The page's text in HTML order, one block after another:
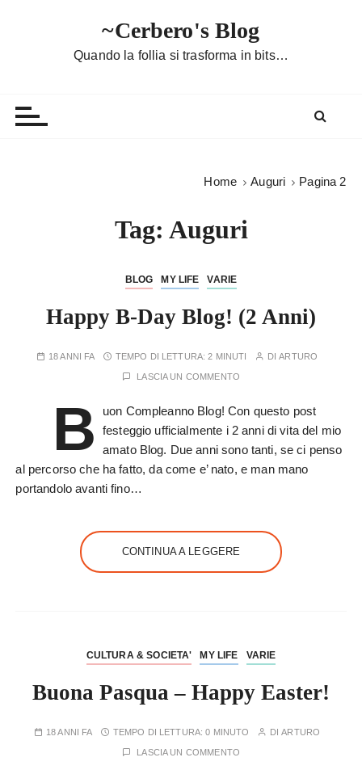
~Cerbero's Blog
Quando la follia si trasforma in bits…
Home Auguri Pagina 2
Tag: Auguri
BLOG MY LIFE VARIE
Happy B-Day Blog! (2 Anni)
18 ANNI FA TEMPO DI LETTURA:2 MINUTI DIARTURO
LASCIA UN COMMENTO
B
uon Compleanno Blog! Con questo post
festeggio ufficialmente i 2 anni di vita del mio
amato Blog. Due anni sono tanti, se ci penso
al percorso che ha fatto, da come e’ nato, e man mano
portandolo avanti fino…
CONTINUA A LEGGERE
CULTURA & SOCIETA' MY LIFE VARIE
Buona Pasqua – Happy Easter!
18 ANNI FA TEMPO DI LETTURA:0 MINUTO DIARTURO
LASCIA UN COMMENTO